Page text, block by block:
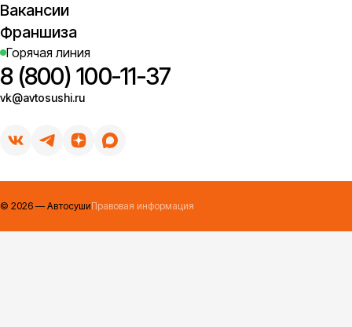
Вакансии
Франшиза
Горячая линия
8 (800) 100-11-37
vk@avtosushi.ru
© 2026 — АвтосушиПравовая информация